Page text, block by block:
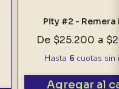
Pity #2 - Remera
De $25.200 a
Hasta 6cuotas sin
Agregar al